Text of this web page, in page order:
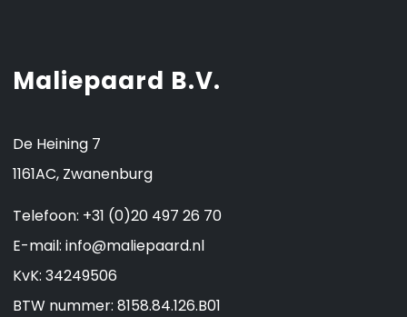
Maliepaard B.V.
De Heining 7
1161AC, Zwanenburg
Telefoon: +31 (0)20 497 26 70
E-mail: info@maliepaard.nl
KvK: 34249506
BTW nummer: 8158.84.126.B01